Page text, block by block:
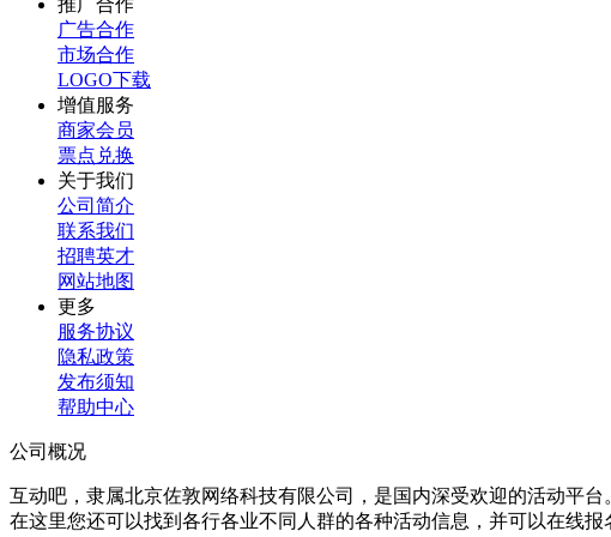
推广合作
广告合作
市场合作
LOGO下载
增值服务
商家会员
票点兑换
关于我们
公司简介
联系我们
招聘英才
网站地图
更多
服务协议
隐私政策
发布须知
帮助中心
公司概况
互动吧，隶属北京佐敦网络科技有限公司，是国内深受欢迎的活动平
在这里您还可以找到各行各业不同人群的各种活动信息，并可以在线